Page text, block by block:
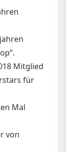
Mitglied
für
Mal
von